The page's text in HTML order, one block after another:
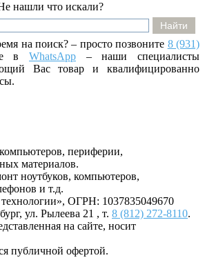
нашли что искали?
на поиск? – просто позвоните 8 (931)
вWhatsApp – наши специалисты
Вас товар и квалифицированно
периферии,
материалов.
ноутбуков, компьютеров,
и т.д.
, ОГРН: 1037835049670
, ул. Рылеева 21 , т. 8 (812) 272-8110.
на сайте, носит
публичной офертой.